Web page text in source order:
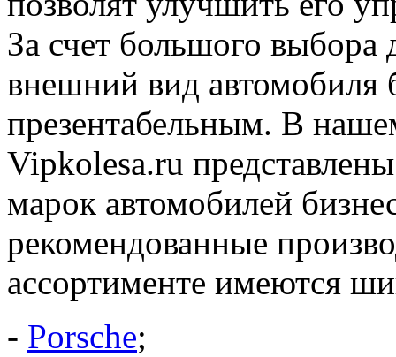
За счет большого выбора
внешний вид автомобиля
презентабельным. В
Vipkolesa.ru
марок автомобилей
рекомендованные
ассортименте имеются
- Porsche;